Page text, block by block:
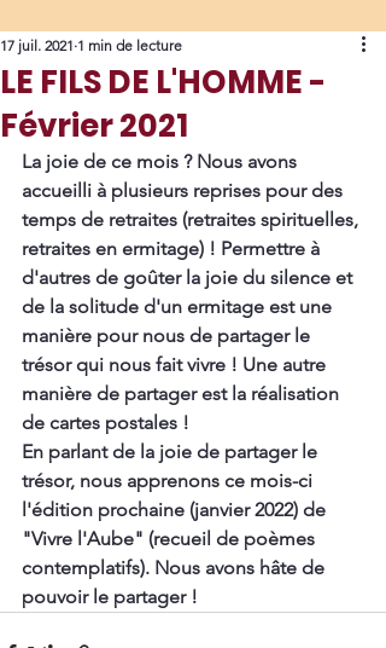
LE FILS DE L'HOMME -
Février 2021
17 juil. 2021 1 min de lecture
La joie de ce mois ? Nous avons
accueilli à plusieurs reprises pour des
temps de retraites (retraites spirituelles,
retraites en ermitage) ! Permettre à
d'autres de goûter la joie du silence et
de la solitude d'un ermitage est une
manière pour nous de partager le
trésor qui nous fait vivre ! Une autre
manière de partager est la réalisation
de cartes postales !
En parlant de la joie de partager le
trésor, nous apprenons ce mois-ci
l'édition prochaine (janvier 2022) de
"Vivre l'Aube" (recueil de poèmes
contemplatifs). Nous avons hâte de
pouvoir le partager !